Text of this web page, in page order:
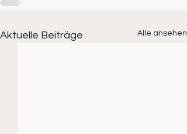
Aktuelle Beiträge Alle ansehen